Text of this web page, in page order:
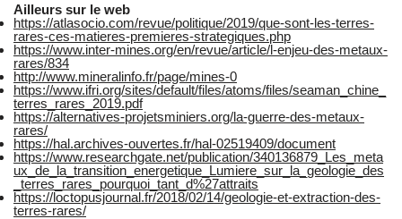
Ailleurs sur le web
https://atlasocio.com/revue/politique/2019/que-sont-les-terres-
rares-ces-matieres-premieres-strategiques.php
https://www.inter-mines.org/en/revue/article/l-enjeu-des-metaux-
rares/834
http://www.mineralinfo.fr/page/mines-0
https://www.ifri.org/sites/default/files/atoms/files/seaman_chine_
terres_rares_2019.pdf
https://alternatives-projetsminiers.org/la-guerre-des-metaux-
rares/
https://hal.archives-ouvertes.fr/hal-02519409/document
https://www.researchgate.net/publication/340136879_Les_meta
ux_de_la_transition_energetique_Lumiere_sur_la_geologie_des
_terres_rares_pourquoi_tant_d%27attraits
https://loctopusjournal.fr/2018/02/14/geologie-et-extraction-des-
terres-rares/